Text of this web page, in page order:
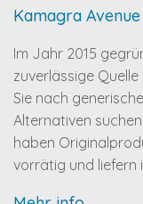
Kamagra
Im Jahr 2015
zuverlässige
Sie nach
Alternativen
haben
vorrätig und liefern